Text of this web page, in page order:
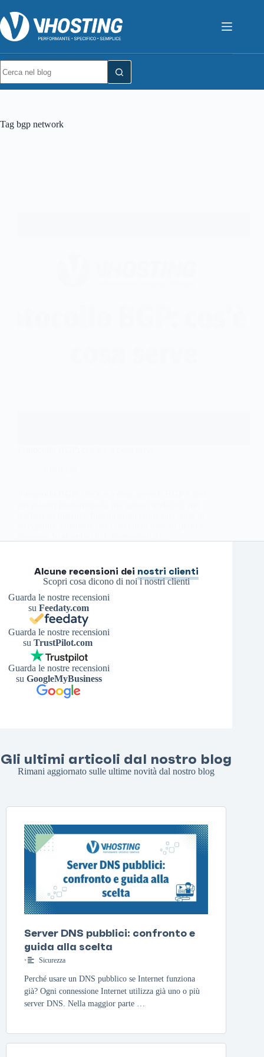
Tag bgp network
Alcune recensioni dei nostri clienti
Scopri cosa dicono di noi i nostri clienti
Guarda le nostre recensioni
suFeedaty.com
Guarda le nostre recensioni
su TrustPilot.com
Guarda le nostre recensioni
su GoogleMyBusiness
Gli ultimi articoli dal nostro blog
Rimani aggiornato sulle ultime novità dal nostro blog
Server DNS pubblici: confronto e
guida alla scelta
• Sicurezza
Perché usare un DNS pubblico se Internet funziona
già? Ogni connessione Internet utilizza già uno o più
server DNS. Nella maggior parte …